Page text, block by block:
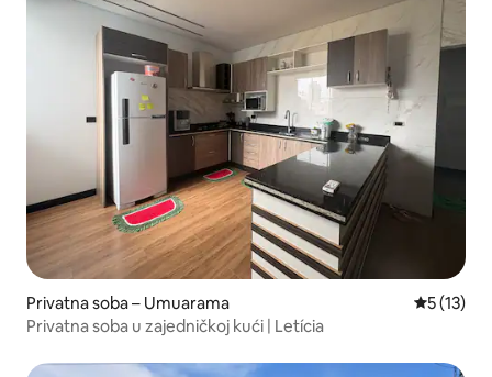
Privatna soba – Umuarama Prosječna
5 (13)
Privatna soba u zajedničkoj kući | Letícia